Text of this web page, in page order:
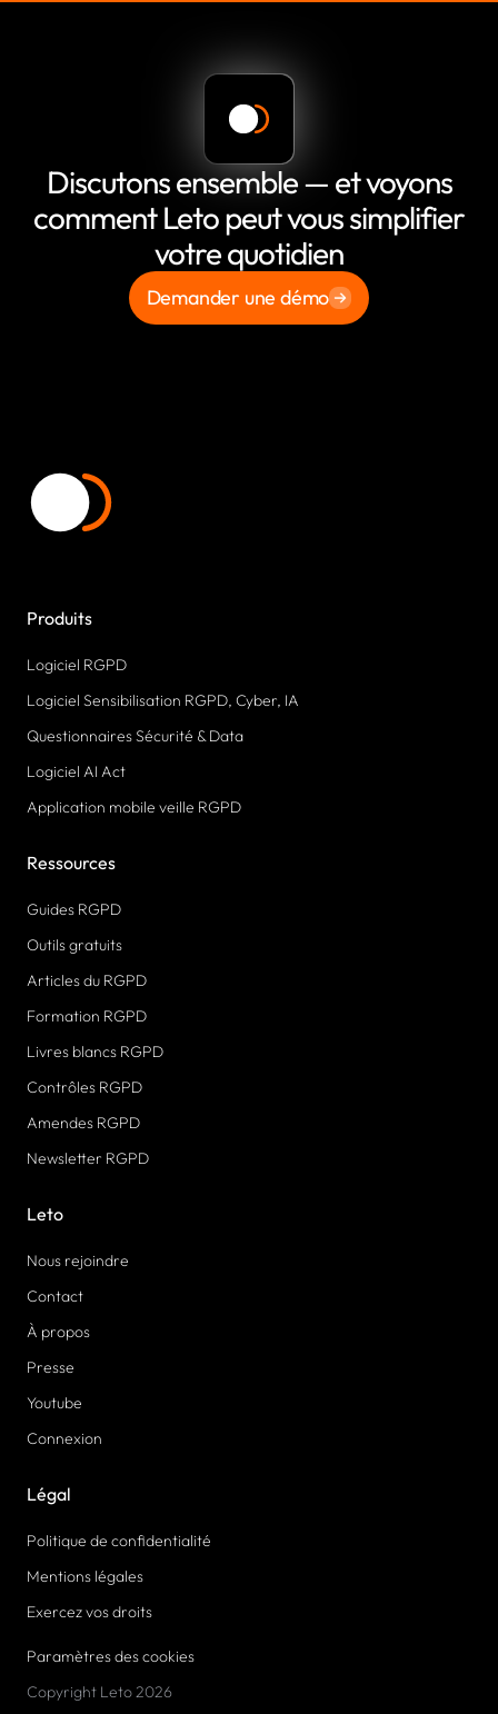
Discutons ensemble — et voyons
comment Leto peut vous simplifier
votre quotidien
Demander une démo
Produits
Logiciel RGPD
Logiciel Sensibilisation RGPD, Cyber, IA
Questionnaires Sécurité & Data
Logiciel AI Act
Application mobile veille RGPD
Ressources
Guides RGPD
Outils gratuits
Articles du RGPD
Formation RGPD
Livres blancs RGPD
Contrôles RGPD
Amendes RGPD
Newsletter RGPD
Leto
Nous rejoindre
Contact
À propos
Presse
Youtube
Connexion
Légal
Politique de confidentialité
Mentions légales
Exercez vos droits
Paramètres des cookies
Copyright Leto 2026